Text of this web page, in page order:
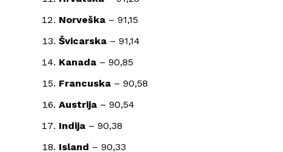
Norveška – 91,15
Švicarska – 91,14
Kanada – 90,85
Francuska – 90,58
Austrija – 90,54
Indija – 90,38
Island – 90,33